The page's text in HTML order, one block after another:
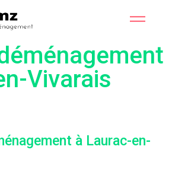
Vivarais
à Laurac-en-